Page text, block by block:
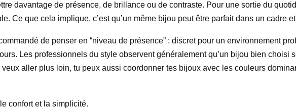
davantage de présence, de brillance ou de contraste. Pour une sortie du
Ce que cela implique, c’est qu’un même bijou peut être parfait dans un cadre
de penser en “niveau de présence” : discret pour un environnement
Les professionnels du style observent généralement qu’un bijou bien choisi
veux aller plus loin, tu peux aussi coordonner tes bijoux avec les couleurs
confort et la simplicité.